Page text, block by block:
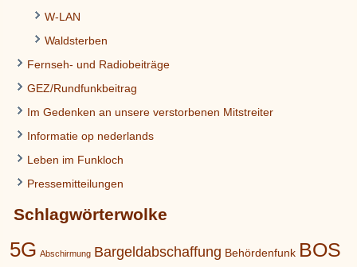
W-LAN
Waldsterben
Fernseh- und Radiobeiträge
GEZ/Rundfunkbeitrag
Im Gedenken an unsere verstorbenen Mitstreiter
Informatie op nederlands
Leben im Funkloch
Pressemitteilungen
Schlagwörterwolke
5G Abschirmung Bargeldabschaffung Behördenfunk BOS